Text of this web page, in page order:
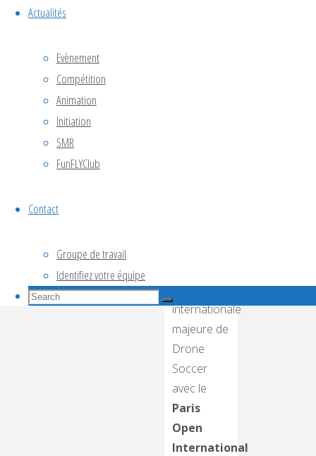
Actualités
Evènement
Compétition
Animation
Initiation
SMR
FunFLYClub
Contact
Groupe de travail
Identifiez votre équipe
Search
Search
compétition
internationale
majeure de
Drone
Soccer
avec le
Paris
Open
International